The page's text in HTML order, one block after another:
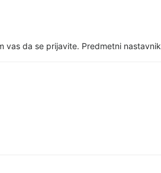
vas da se prijavite. Predmetni nastavnik